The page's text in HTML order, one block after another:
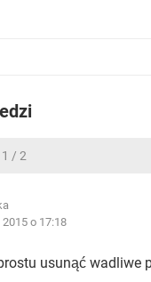
1 / 2
2015 o 17:18
usunąć wadliwe